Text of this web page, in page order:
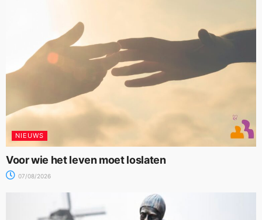
NIEUWS
Voor wie het leven moet loslaten
07/08/2026